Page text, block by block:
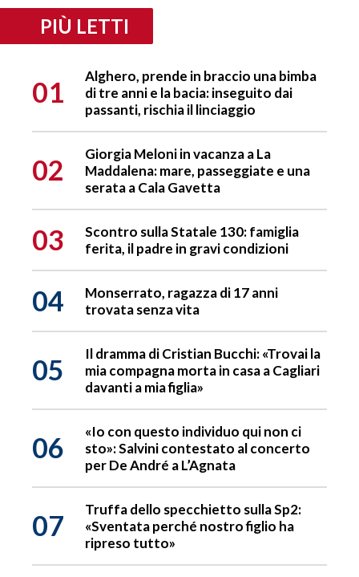
PIÙ LETTI
01
Alghero, prende in braccio una bimba
di tre anni e la bacia: inseguito dai
passanti, rischia il linciaggio
02
Giorgia Meloni in vacanza a La
Maddalena: mare, passeggiate e una
serata a Cala Gavetta
03
Scontro sulla Statale 130: famiglia
ferita, il padre in gravi condizioni
04
Monserrato, ragazza di 17 anni
trovata senza vita
05
Il dramma di Cristian Bucchi: «Trovai la
mia compagna morta in casa a Cagliari
davanti a mia figlia»
06
«Io con questo individuo qui non ci
sto»: Salvini contestato al concerto
per De André a L’Agnata
07
Truffa dello specchietto sulla Sp2:
«Sventata perché nostro figlio ha
ripreso tutto»